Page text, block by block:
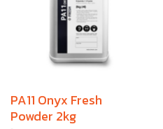
PA11 Onyx Fresh
Powder 2kg